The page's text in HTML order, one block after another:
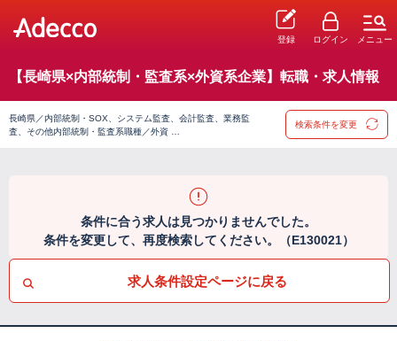
登録 ログイン メニュー
【長崎県×内部統制・監査系×外資系企業】転職・求人情報
長崎県／内部統制・SOX、システム監査、会計監査、業務監
査、その他内部統制・監査系職種／外資 …
検索条件を変更
条件に合う求人は見つかりませんでした。
条件を変更して、再度検索してください。（E130021）
求人条件設定ページに戻る